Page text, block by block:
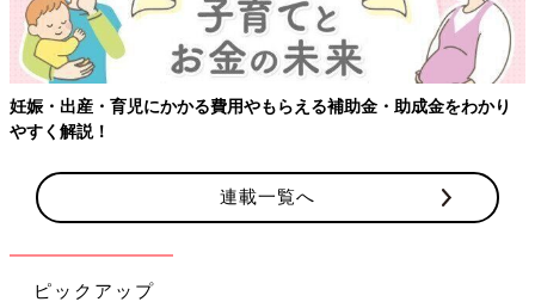
金をわかり
連載一覧へ
ピックアップ